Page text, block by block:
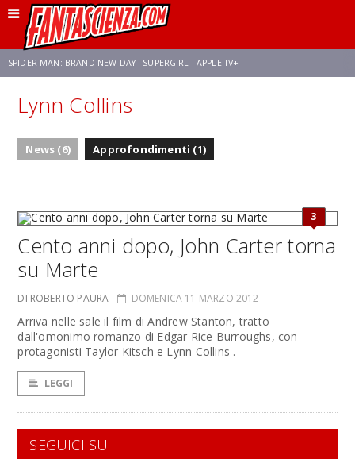
SPIDER-MAN: BRAND NEW DAY SUPERGIRL APPLE TV+
FRANCO RICCIARDIELLO ZENDAYA
Lynn Collins
News (6) Approfondimenti (1)
3
Cento anni dopo, John Carter torna
su Marte
DI ROBERTO PAURA DOMENICA 11 MARZO 2012
Arriva nelle sale il film di Andrew Stanton, tratto
dall'omonimo romanzo di Edgar Rice Burroughs, con
protagonisti Taylor Kitsch e Lynn Collins .
LEGGI
SEGUICI SU